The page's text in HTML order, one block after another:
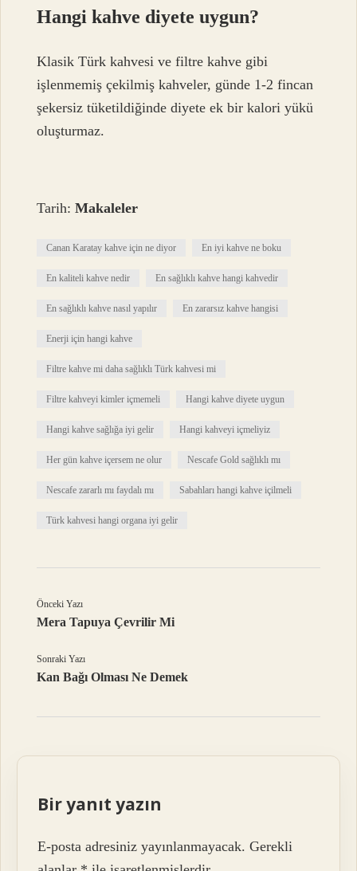
Hangi kahve diyete uygun?
Klasik Türk kahvesi ve filtre kahve gibi
işlenmemiş çekilmiş kahveler, günde 1-2 fincan
şekersiz tüketildiğinde diyete ek bir kalori yükü
oluşturmaz.
Tarih:Makaleler
Canan Karatay kahve için ne diyor En iyi kahve ne boku
En kaliteli kahve nedir En sağlıklı kahve hangi kahvedir
En sağlıklı kahve nasıl yapılır En zararsız kahve hangisi
Enerji için hangi kahve
Filtre kahve mi daha sağlıklı Türk kahvesi mi
Filtre kahveyi kimler içmemeli Hangi kahve diyete uygun
Hangi kahve sağlığa iyi gelir Hangi kahveyi içmeliyiz
Her gün kahve içersem ne olur Nescafe Gold sağlıklı mı
Nescafe zararlı mı faydalı mı Sabahları hangi kahve içilmeli
Türk kahvesi hangi organa iyi gelir
Önceki Yazı
Mera Tapuya Çevrilir Mi
Sonraki Yazı
Kan Bağı Olması Ne Demek
Bir yanıt yazın
E-posta adresiniz yayınlanmayacak. Gerekli